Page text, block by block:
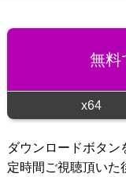
無料
x64
ダウンロードボタ
定時間ご視聴頂いた